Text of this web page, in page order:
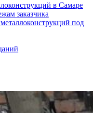
в Самаре
заказчика
под